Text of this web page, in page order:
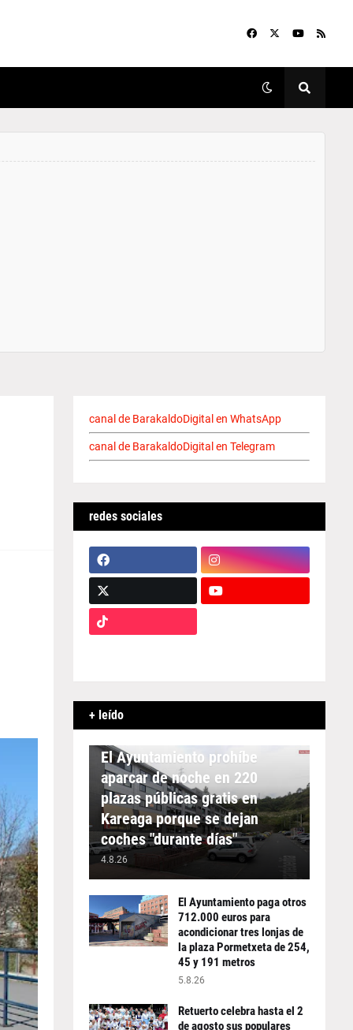
canal de BarakaldoDigital en WhatsApp
canal de BarakaldoDigital en Telegram
redes sociales
+ leído
APARCAMIENTO
El Ayuntamiento prohíbe
aparcar de noche en 220
plazas públicas gratis en
Kareaga porque se dejan
coches "durante días"
4.8.26
El Ayuntamiento paga otros
712.000 euros para
acondicionar tres lonjas de
la plaza Pormetxeta de 254,
45 y 191 metros
5.8.26
Retuerto celebra hasta el 2
de agosto sus populares